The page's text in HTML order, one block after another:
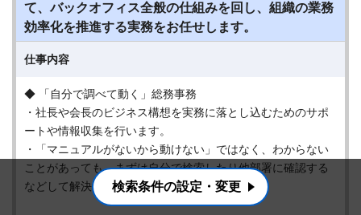
て、バックオフィス全般の仕組みを回し、組織の業務
効率化を推進する実務をお任せします。
仕事内容
◆ 「自分で調べて動く」総務事務
・社長や会長のビジネス構想を実務に落とし込むためのサポ
ートや情報収集を行います。
・「マニュアルがないから動けない」ではなく、わからない
ことがあっても、まずは自分で検索したり他部署に確認する
などして解決する、あなたの自走力が活きます。
検索条件の設定・変更